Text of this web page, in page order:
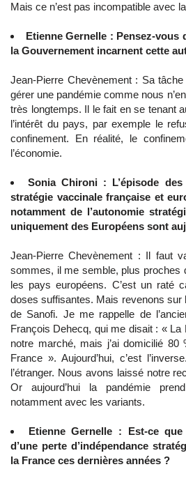
Mais ce n’est pas incompatible avec
Etienne Gernelle : Pensez-vous
la Gouvernement incarnent cette
Jean-Pierre Chevènement : Sa
gérer une pandémie comme nous
très longtemps. Il le fait en se tenant
l’intérêt du pays, par exemple le
confinement. En réalité, le
l’économie.
Sonia Chironi : L’épisode
stratégie vaccinale française et
notamment de l’autonomie
uniquement des Européens sont
Jean-Pierre Chevènement : Il faut
sommes, il me semble, plus proches
les pays européens. C’est un raté
doses suffisantes. Mais revenons sur
de Sanofi. Je me rappelle de
François Dehecq, qui me disait : « La
notre marché, mais j’ai domicilié
France ». Aujourd’hui, c’est
l’étranger. Nous avons laissé notre
Or aujourd’hui la pandémie
notamment avec les variants.
Etienne Gernelle : Est-ce
d’une perte d’indépendance
la France ces dernières années ?